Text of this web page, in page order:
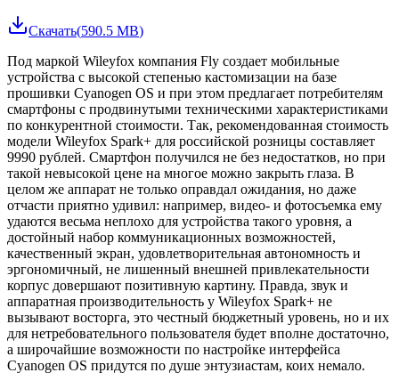
Скачать(590.5 MB)
Под маркой Wileyfox компания Fly создает мобильные
устройства с высокой степенью кастомизации на базе
прошивки Cyanogen OS и при этом предлагает потребителям
смартфоны с продвинутыми техническими характеристиками
по конкурентной стоимости. Так, рекомендованная стоимость
модели Wileyfox Spark+ для российской розницы составляет
9990 рублей. Смартфон получился не без недостатков, но при
такой невысокой цене на многое можно закрыть глаза. В
целом же аппарат не только оправдал ожидания, но даже
отчасти приятно удивил: например, видео- и фотосъемка ему
удаются весьма неплохо для устройства такого уровня, а
достойный набор коммуникационных возможностей,
качественный экран, удовлетворительная автономность и
эргономичный, не лишенный внешней привлекательности
корпус довершают позитивную картину. Правда, звук и
аппаратная производительность у Wileyfox Spark+ не
вызывают восторга, это честный бюджетный уровень, но и их
для нетребовательного пользователя будет вполне достаточно,
а широчайшие возможности по настройке интерфейса
Cyanogen OS придутся по душе энтузиастам, коих немало.